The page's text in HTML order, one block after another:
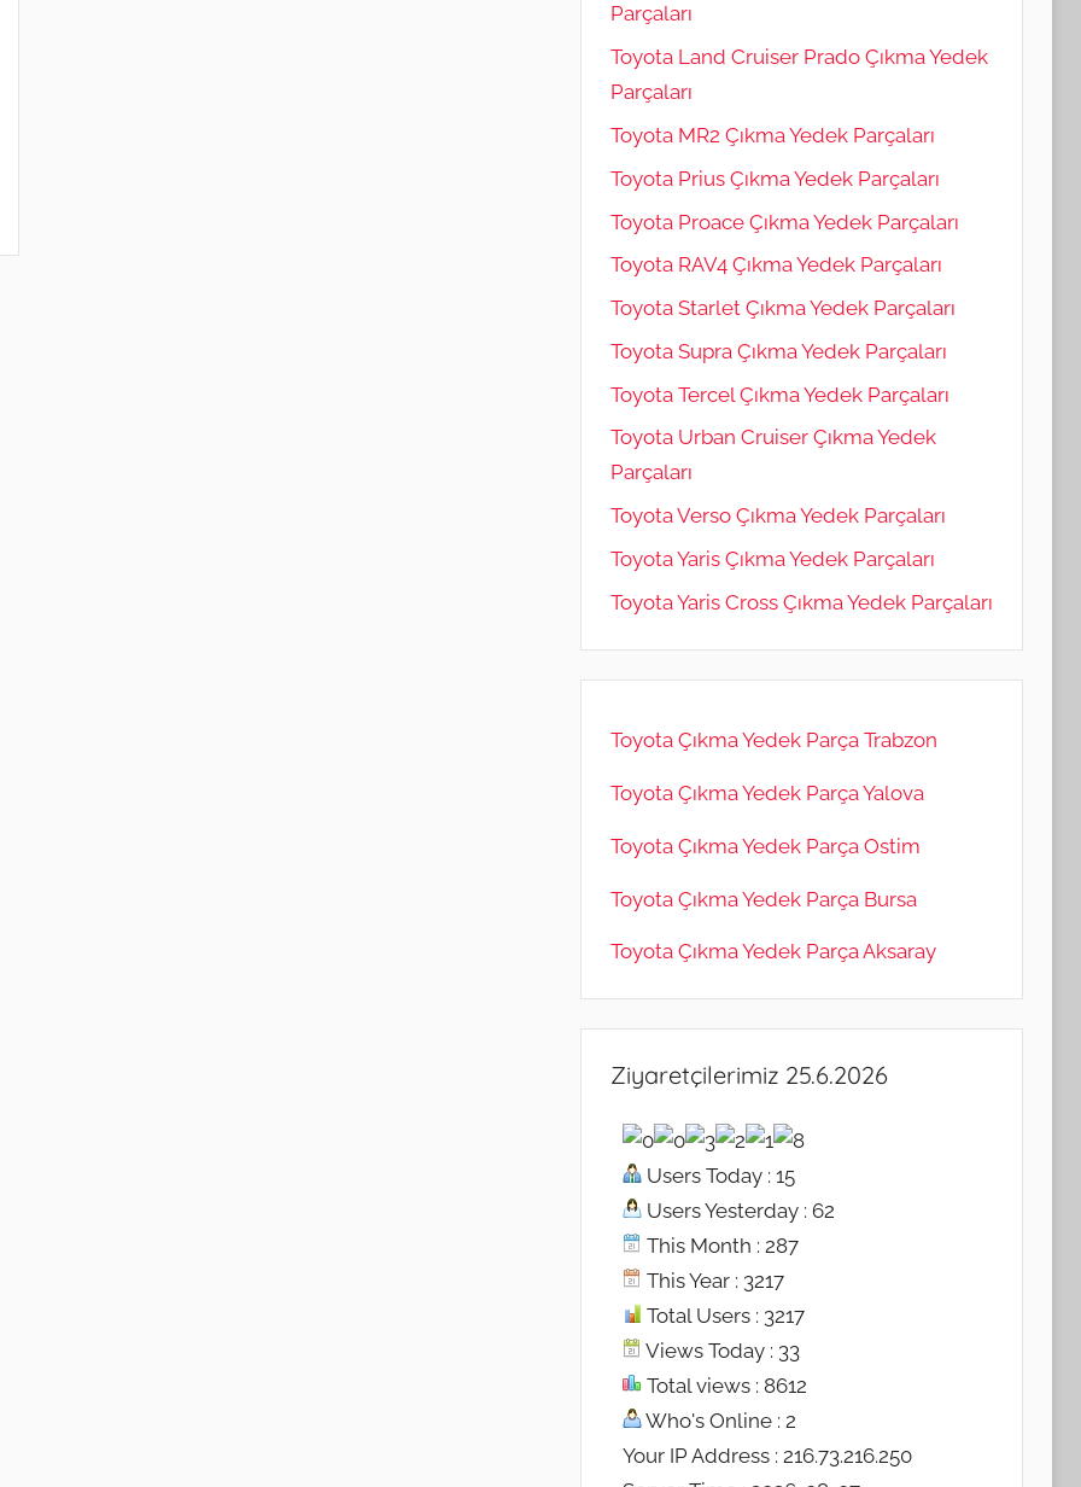
Parçaları
Toyota Land Cruiser Prado Çıkma Yedek
Parçaları
Toyota MR2 Çıkma Yedek Parçaları
Toyota Prius Çıkma Yedek Parçaları
Toyota Proace Çıkma Yedek Parçaları
Toyota RAV4 Çıkma Yedek Parçaları
Toyota Starlet Çıkma Yedek Parçaları
Toyota Supra Çıkma Yedek Parçaları
Toyota Tercel Çıkma Yedek Parçaları
Toyota Urban Cruiser Çıkma Yedek
Parçaları
Toyota Verso Çıkma Yedek Parçaları
Toyota Yaris Çıkma Yedek Parçaları
Toyota Yaris Cross Çıkma Yedek Parçaları
Toyota Çıkma Yedek Parça Trabzon
Toyota Çıkma Yedek Parça Yalova
Toyota Çıkma Yedek Parça Ostim
Toyota Çıkma Yedek Parça Bursa
Toyota Çıkma Yedek Parça Aksaray
Ziyaretçilerimiz 25.6.2026
Users Today : 15
Users Yesterday : 62
This Month : 287
This Year : 3217
Total Users : 3217
Views Today : 33
Total views : 8612
Who's Online : 2
Your IP Address : 216.73.216.250